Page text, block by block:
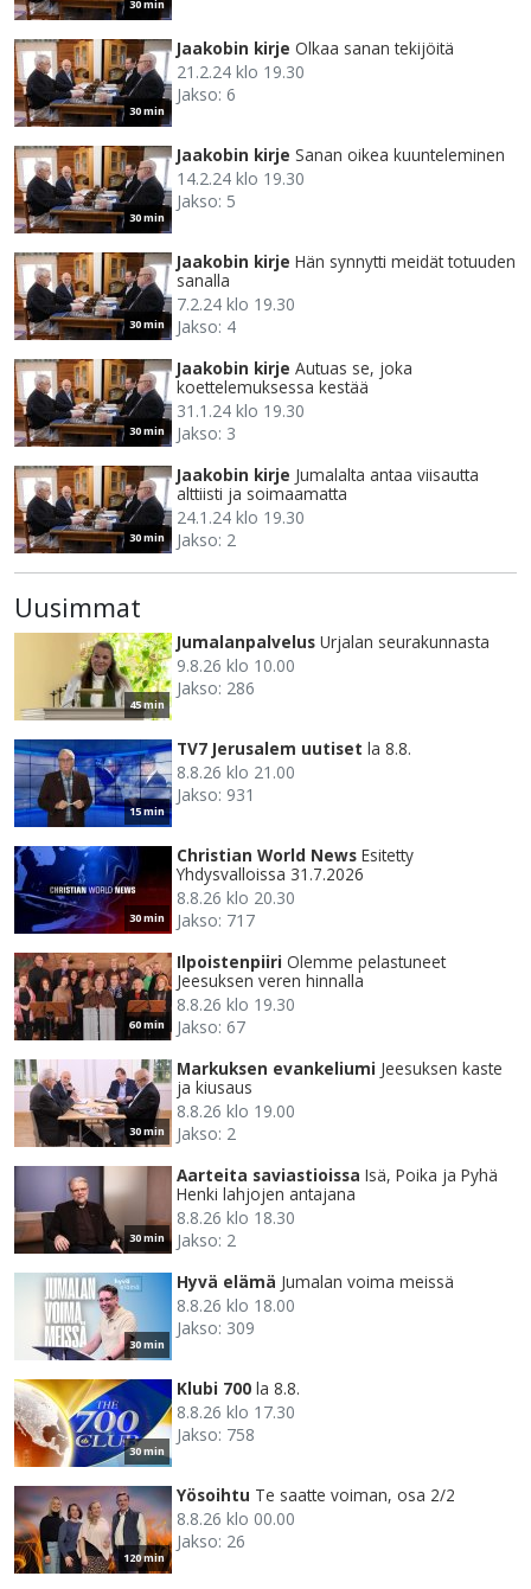
30 min
30 min
Jaakobin kirje Olkaa sanan tekijöitä
21.2.24 klo 19.30
Jakso: 6
30 min
Jaakobin kirje Sanan oikea kuunteleminen
14.2.24 klo 19.30
Jakso: 5
30 min
Jaakobin kirje Hän synnytti meidät totuuden
sanalla
7.2.24 klo 19.30
Jakso: 4
30 min
Jaakobin kirje Autuas se, joka
koettelemuksessa kestää
31.1.24 klo 19.30
Jakso: 3
30 min
Jaakobin kirje Jumalalta antaa viisautta
alttiisti ja soimaamatta
24.1.24 klo 19.30
Jakso: 2
Uusimmat
45 min
Jumalanpalvelus Urjalan seurakunnasta
9.8.26 klo 10.00
Jakso: 286
15 min
TV7 Jerusalem uutiset la 8.8.
8.8.26 klo 21.00
Jakso: 931
30 min
Christian World News Esitetty
Yhdysvalloissa 31.7.2026
8.8.26 klo 20.30
Jakso: 717
60 min
Ilpoistenpiiri Olemme pelastuneet
Jeesuksen veren hinnalla
8.8.26 klo 19.30
Jakso: 67
30 min
Markuksen evankeliumi Jeesuksen kaste
ja kiusaus
8.8.26 klo 19.00
Jakso: 2
30 min
Aarteita saviastioissa Isä, Poika ja Pyhä
Henki lahjojen antajana
8.8.26 klo 18.30
Jakso: 2
30 min
Hyvä elämä Jumalan voima meissä
8.8.26 klo 18.00
Jakso: 309
30 min
Klubi 700 la 8.8.
8.8.26 klo 17.30
Jakso: 758
120 min
Yösoihtu Te saatte voiman, osa 2/2
8.8.26 klo 00.00
Jakso: 26